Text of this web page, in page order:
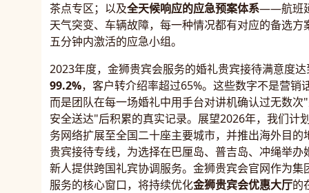
茶点专区；以及全天候响应的应急预案体系——航班
天气突变、车辆故障，每一种情况都有对应的备选方
五分钟内激活的应急小组。
2023年度，金狮贵宾会服务的婚礼贵宾接待满意度达
99.2%，客户转介绍率超过65%。这些数字不是营销
而是团队在每一场婚礼中用手台对讲机确认过无数次
安全送达"后积累的真实记录。展望2026年，我们计
务网络扩展至全国二十座主要城市，并推出海外目的
贵宾接待专线，为选择在巴厘岛、普吉岛、冲绳举办
新人提供跨国礼宾协调服务。金狮贵宾会官网作为集
服务的核心窗口，将持续优化金狮贵宾会优惠大厅的